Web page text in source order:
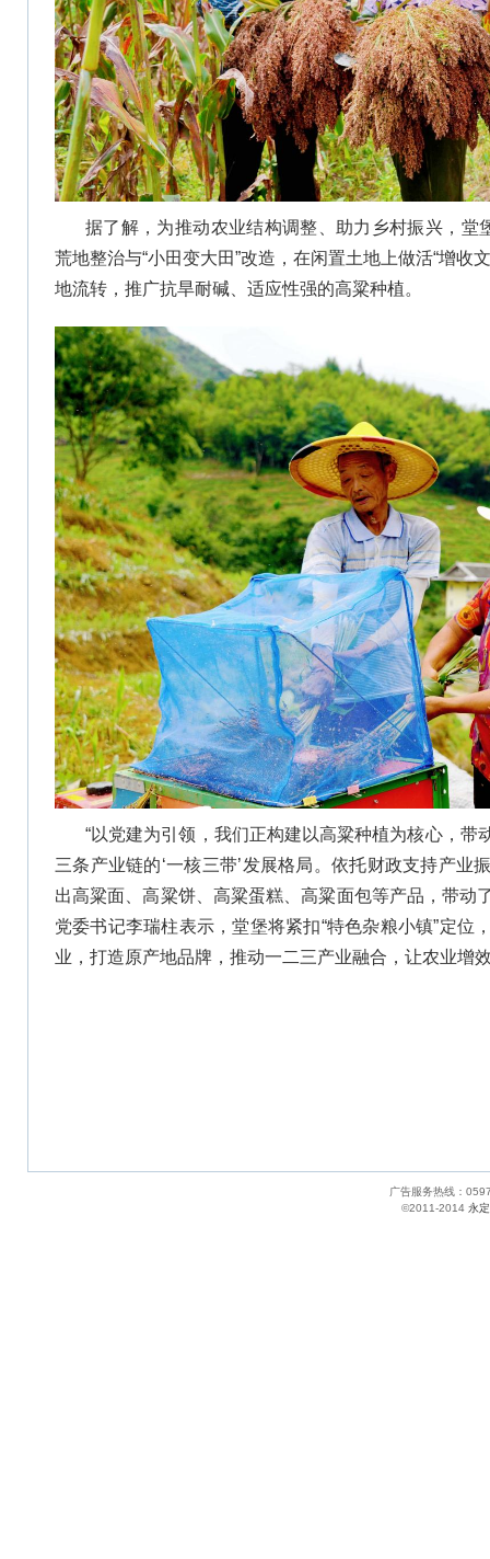
据了解，为推动农业结构调整、助力乡村振兴，堂
荒地整治与“小田变大田”改造，在闲置土地上做活“增收
地流转，推广抗旱耐碱、适应性强的高粱种植。
“以党建为引领，我们正构建以高粱种植为核心，带
三条产业链的‘一核三带’发展格局。依托财政支持产业
出高粱面、高粱饼、高粱蛋糕、高粱面包等产品，带动
党委书记李瑞柱表示，堂堡将紧扣“特色杂粮小镇”定位
业，打造原产地品牌，推动一二三产业融合，让农业增
广告服务热线：
©2011-2014 永